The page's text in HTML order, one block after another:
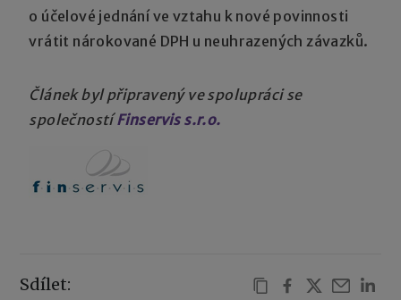
o účelové jednání ve vztahu k nové povinnosti
vrátit nárokované DPH u neuhrazených závazků.
Článek byl připravený ve spolupráci se
společnostíFinservis s.r.o.
Sdílet: